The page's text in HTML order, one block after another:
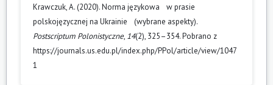
Krawczuk, A. (2020). Norma językowa w prasie
polskojęzycznej na Ukrainie (wybrane aspekty).
Postscriptum Polonistyczne, 14(2), 325–354. Pobrano z
https://journals.us.edu.pl/index.php/PPol/article/view/1047
1